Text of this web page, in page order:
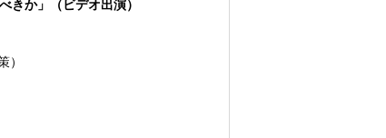
きか」（ビデオ出演）
）